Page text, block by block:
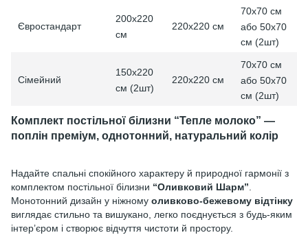
Євростандарт
200х220
см
220х220 см
70x70 см
або 50x70
см (2шт)
Сімейний
150х220
см (2шт)
220х220 см
70x70 см
або 50x70
см (2шт)
Комплект постільної білизни “Тепле молоко” —
поплін преміум, однотонний, натуральний колір
Надайте спальні спокійного характеру й природної гармонії з
комплектом постільної білизни “Оливковий Шарм”
Монотонний дизайн у ніжному оливково-бежевому відтінку
виглядає стильно та вишукано, легко поєднується з будь-яким
інтер’єром і створює відчуття чистоти й простору.